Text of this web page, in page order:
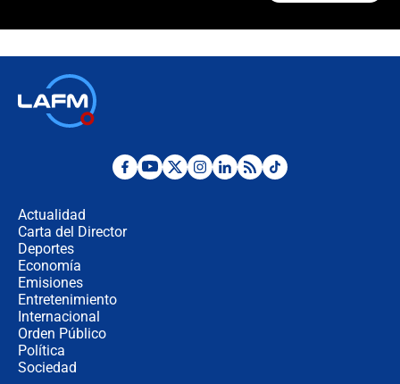
¿Por qué De la Espriella gobernará
Actualidad
Carta del Director
Deportes
Economía
Emisiones
Entretenimiento
Internacional
Orden Público
Política
Sociedad